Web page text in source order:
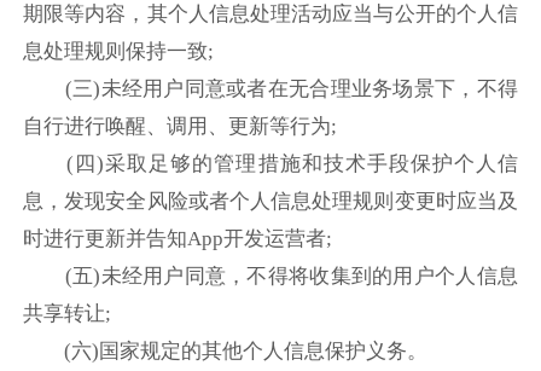
期限等内容，其个人信息处理活动应当与公开的个人信
息处理规则保持一致;
(三)未经用户同意或者在无合理业务场景下，不得
自行进行唤醒、调用、更新等行为;
(四)采取足够的管理措施和技术手段保护个人信
息，发现安全风险或者个人信息处理规则变更时应当及
时进行更新并告知App开发运营者;
(五)未经用户同意，不得将收集到的用户个人信息
共享转让;
(六)国家规定的其他个人信息保护义务。